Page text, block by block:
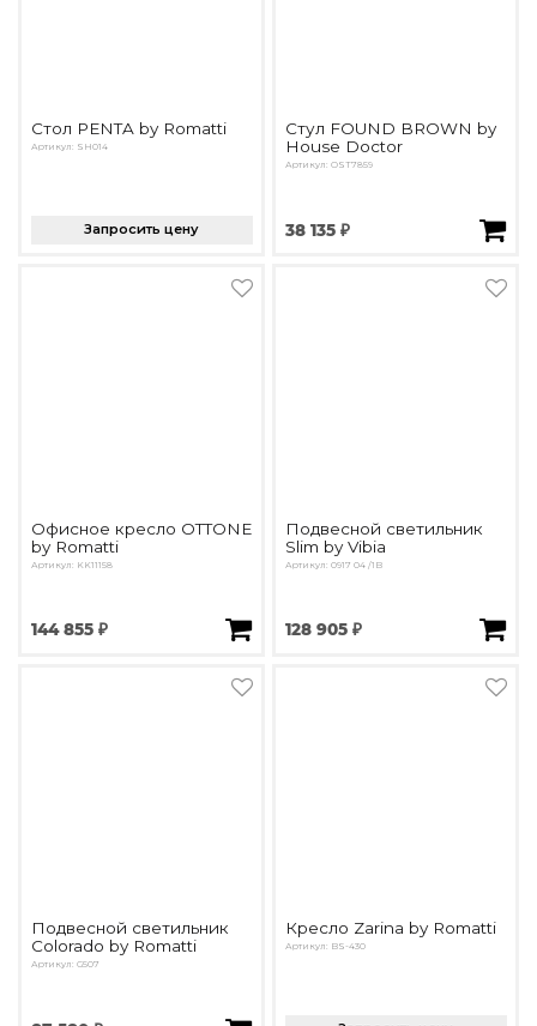
Стол PENTA by Romatti
Артикул: SH014
Запросить цену
Стул FOUND BROWN by
House Doctor
Артикул: OST7859
38 135 ₽
Офисное кресло OTTONE
by Romatti
Артикул: KK11158
144 855 ₽
Подвесной светильник
Slim by Vibia
Артикул: 0917 04 /1B
128 905 ₽
Подвесной светильник
Colorado by Romatti
Артикул: G507
Кресло Zarina by Romatti
Артикул: BS-430